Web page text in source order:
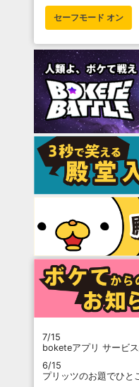
セーフモード オン
7/15
boketeアプリ サービ
6/15
プリッツのお題でひと